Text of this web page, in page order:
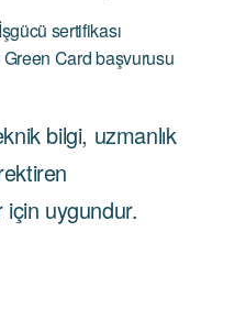
İşgücü sertifikası
Card başvurusu
bilgi, uzmanlık
için uygundur.